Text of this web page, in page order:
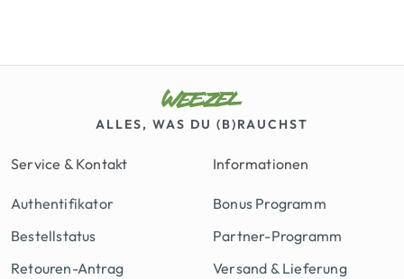
ALLES, WAS DU (B)RAUCHST
Service & Kontakt
Authentifikator
Bestellstatus
Retouren-Antrag
Informationen
Bonus Programm
Partner-Programm
Versand & Lieferung